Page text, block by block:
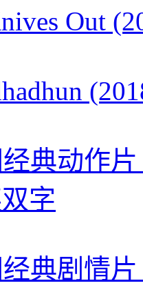
Out
典动作
字
典剧情